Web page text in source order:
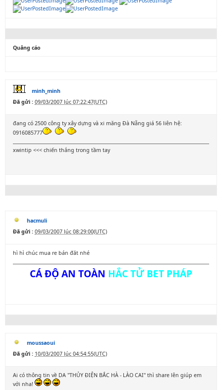
Quảng cáo
minh_minh
Đã gửi : 09/03/2007 lúc 07:22:47(UTC)
đang có 2500 công ty xây dựng và xi măng Đà Nẵng giá 56 liên hệ:
0916085777
xwintip <<< chiến thắng trong tầm tay
hacmuli
Đã gửi : 09/03/2007 lúc 08:29:00(UTC)
hì hì chúc mua re bán đăt nhé
CÁ ĐỘ AN TOÀN HẮC TỬ BET PHÁP
moussaoui
Đã gửi : 10/03/2007 lúc 04:54:55(UTC)
Ai có thông tin về DA "THỦY ĐIỆN BẮC HÀ - LÀO CAI" thì share lên giúp em
với nha!